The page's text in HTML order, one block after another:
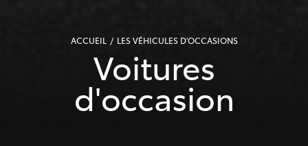
ACCUEIL LES VÉHICULES D'OCCASIONS
Voitures
d'occasion